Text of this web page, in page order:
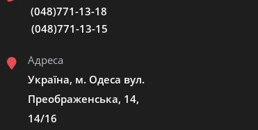
(048)771-13-18
(048)771-13-15
Адреса
Україна, м. Одеса вул.
Преображенська, 14,
14/16